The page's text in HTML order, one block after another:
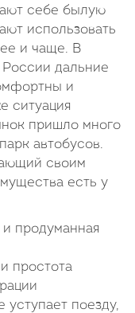
себе былую
использовать
и чаще. В
дальние
и
ситуация
пришло много
автобусов.
своим
есть у
продуманная
простота
поезду,